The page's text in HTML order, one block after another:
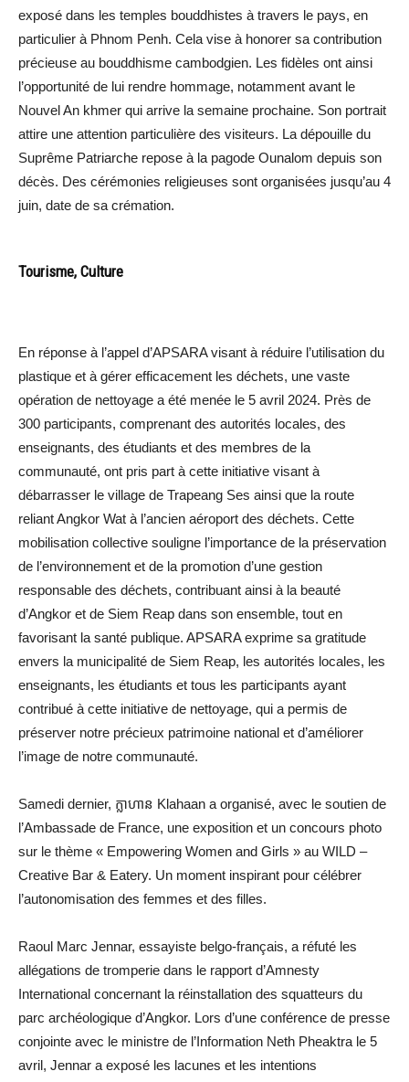
exposé dans les temples bouddhistes à travers le pays, en
particulier à Phnom Penh. Cela vise à honorer sa contribution
précieuse au bouddhisme cambodgien. Les fidèles ont ainsi
l’opportunité de lui rendre hommage, notamment avant le
Nouvel An khmer qui arrive la semaine prochaine. Son portrait
attire une attention particulière des visiteurs. La dépouille du
Suprême Patriarche repose à la pagode Ounalom depuis son
décès. Des cérémonies religieuses sont organisées jusqu’au 4
juin, date de sa crémation.
Tourisme, Culture
En réponse à l’appel d’APSARA visant à réduire l’utilisation du
plastique et à gérer efficacement les déchets, une vaste
opération de nettoyage a été menée le 5 avril 2024. Près de
300 participants, comprenant des autorités locales, des
enseignants, des étudiants et des membres de la
communauté, ont pris part à cette initiative visant à
débarrasser le village de Trapeang Ses ainsi que la route
reliant Angkor Wat à l’ancien aéroport des déchets. Cette
mobilisation collective souligne l’importance de la préservation
de l’environnement et de la promotion d’une gestion
responsable des déchets, contribuant ainsi à la beauté
d’Angkor et de Siem Reap dans son ensemble, tout en
favorisant la santé publique. APSARA exprime sa gratitude
envers la municipalité de Siem Reap, les autorités locales, les
enseignants, les étudiants et tous les participants ayant
contribué à cette initiative de nettoyage, qui a permis de
préserver notre précieux patrimoine national et d’améliorer
l’image de notre communauté.
Samedi dernier, ក្លាហាន Klahaan a organisé, avec le soutien de
l’Ambassade de France, une exposition et un concours photo
sur le thème « Empowering Women and Girls » au WILD –
Creative Bar & Eatery. Un moment inspirant pour célébrer
l’autonomisation des femmes et des filles.
Raoul Marc Jennar, essayiste belgo-français, a réfuté les
allégations de tromperie dans le rapport d’Amnesty
International concernant la réinstallation des squatteurs du
parc archéologique d’Angkor. Lors d’une conférence de presse
conjointe avec le ministre de l’Information Neth Pheaktra le 5
avril, Jennar a exposé les lacunes et les intentions